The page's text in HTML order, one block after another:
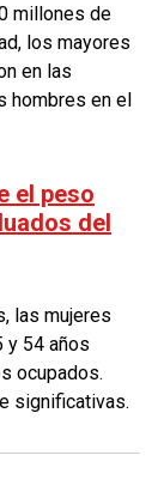
millones de
los mayores
en las
hombres en el
el peso
del
las mujeres
y 54 años
ocupados.
significativas.